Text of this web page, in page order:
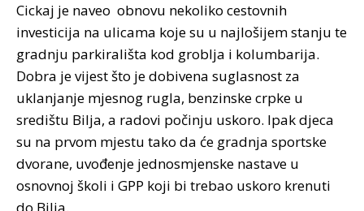
Cickaj je naveo obnovu nekoliko cestovnih
investicija na ulicama koje su u najlošijem stanju te
gradnju parkirališta kod groblja i kolumbarija.
Dobra je vijest što je dobivena suglasnost za
uklanjanje mjesnog rugla, benzinske crpke u
središtu Bilja, a radovi počinju uskoro. Ipak djeca
su na prvom mjestu tako da će gradnja sportske
dvorane, uvođenje jednosmjenske nastave u
osnovnoj školi i GPP koji bi trebao uskoro krenuti